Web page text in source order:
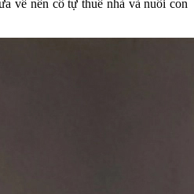
về nên cô tự thuê nhà và nuôi con